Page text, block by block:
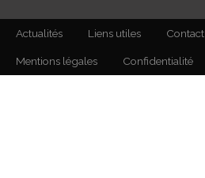
Actualités Liens utiles Contact
Mentions légales Confidentialité